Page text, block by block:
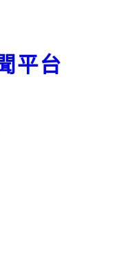
平台